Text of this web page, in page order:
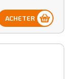
ACHETER